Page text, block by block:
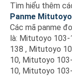
Tìm hiểu thêm
Panme Mitutoyo
Các mã panme
là: Mitutoyo
138 , Mitutoyo
10, Mitutoyo
10, Mitutoyo